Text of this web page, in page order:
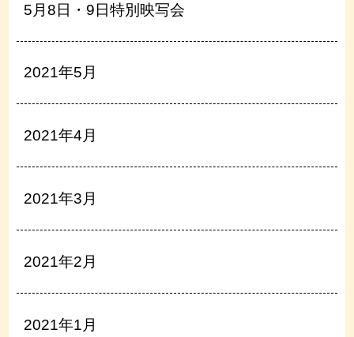
5月8日・9日特別映写会
2021年5月
2021年4月
2021年3月
2021年2月
2021年1月